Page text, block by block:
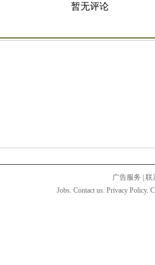
暂无评论
广告服务
联
Jobs. Contact us. Privacy Policy.